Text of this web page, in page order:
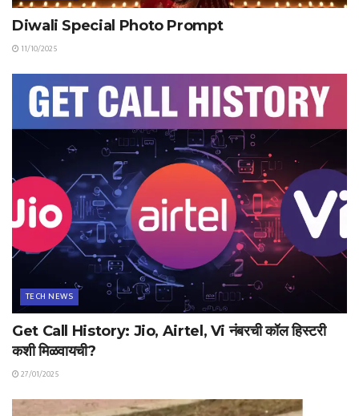
Diwali Special Photo Prompt
11/10/2025
TECH NEWS
Get Call History: Jio, Airtel, Vi नंबरची कॉल हिस्टरी
कशी मिळवायची?
27/01/2025